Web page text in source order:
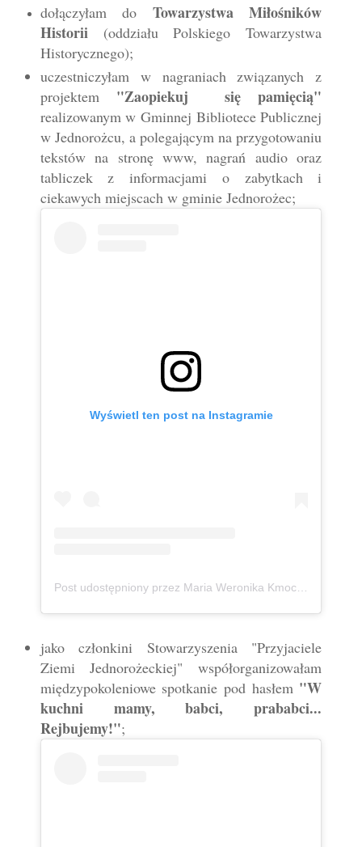
dołączyłam do Towarzystwa Miłośników
Historii(oddziału Polskiego Towarzystwa
Historycznego);
uczestniczyłam w nagraniach związanych z
projektem "Zaopiekuj się pamięcią"
realizowanym w Gminnej Bibliotece Publicznej
w Jednorożcu, a polegającym na przygotowaniu
tekstów na stronę www, nagrań audio oraz
tabliczek z informacjami o zabytkach i
ciekawych miejscach w gminie Jednorożec;
Wyświetl ten post na Instagramie
Post udostępniony przez Maria Weronika Kmoch 🦄 Kurpianka w wielkim świecie (@mwkmoch)
jako członkini
Stowarzyszenia "Przyjaciele
Ziemi Jednorożeckiej" współorganizowałam
międzypokoleniowe spotkanie pod hasłem "W
kuchni mamy, babci, prababci...
Rejbujemy!";